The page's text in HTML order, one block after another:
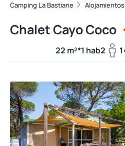
Camping La Bastiane Alojamientos
Chalet Cayo Coco
22 m²*1 hab2 1